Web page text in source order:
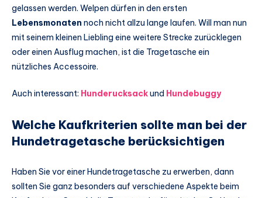
gelassen werden. Welpen dürfen in den ersten
Lebensmonaten noch nicht allzu lange laufen. Will man nun
mit seinem kleinen Liebling eine weitere Strecke zurücklegen
oder einen Ausflug machen, ist die Tragetasche ein
nützliches Accessoire.
Auch interessant: Hunderucksackund Hundebuggy
Welche Kaufkriterien sollte man bei der
Hundetragetasche berücksichtigen
Haben Sie vor einer Hundetragetasche zu erwerben, dann
sollten Sie ganz besonders auf verschiedene Aspekte beim